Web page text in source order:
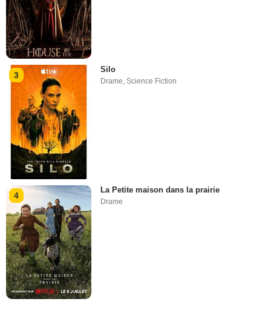
3
Silo
Drame,Science Fiction
4
La Petite maison dans la prairie
Drame